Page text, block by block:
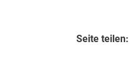
Seite teilen: